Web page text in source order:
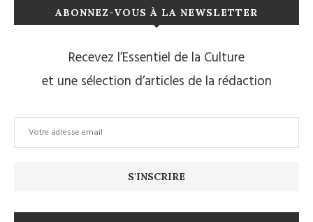
ABONNEZ-VOUS À LA NEWSLETTER
Recevez l’Essentiel de la Culture
et une sélection d’articles de la rédaction